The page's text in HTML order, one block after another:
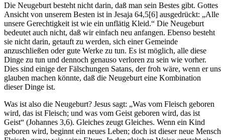
Die Neugeburt besteht nicht darin, daß man sein Bestes gibt. Gottes
Ansicht von unserem Besten ist in Jesaja 64,5[6] ausgedrückt: „Alle
unsere Gerechtigkeit ist wie ein unflätig Kleid.“ Die Neugeburt
bedeutet auch nicht, daß wir einfach neu anfangen. Ebenso besteht
sie nicht darin, getauft zu werden, sich einer Gemeinde
anzuschließen oder gute Werke zu tun. Es ist möglich, alle diese
Dinge zu tun und dennoch genauso verloren zu sein wie vorher.
Dies sind einige der Fälschungen Satans, der froh wäre, wenn er uns
glauben machen könnte, daß die Neugeburt eine Kombination
dieser Dinge ist.
Was ist also die Neugeburt? Jesus sagt: „Was vom Fleisch geboren
wird, das ist Fleisch; und was vom Geist geboren wird, das ist
Geist“ (Johannes 3,6). Gleiches zeugt Gleiches. Wenn ein Kind
geboren wird, beginnt ein neues Leben; doch ist dieser neue Mensch